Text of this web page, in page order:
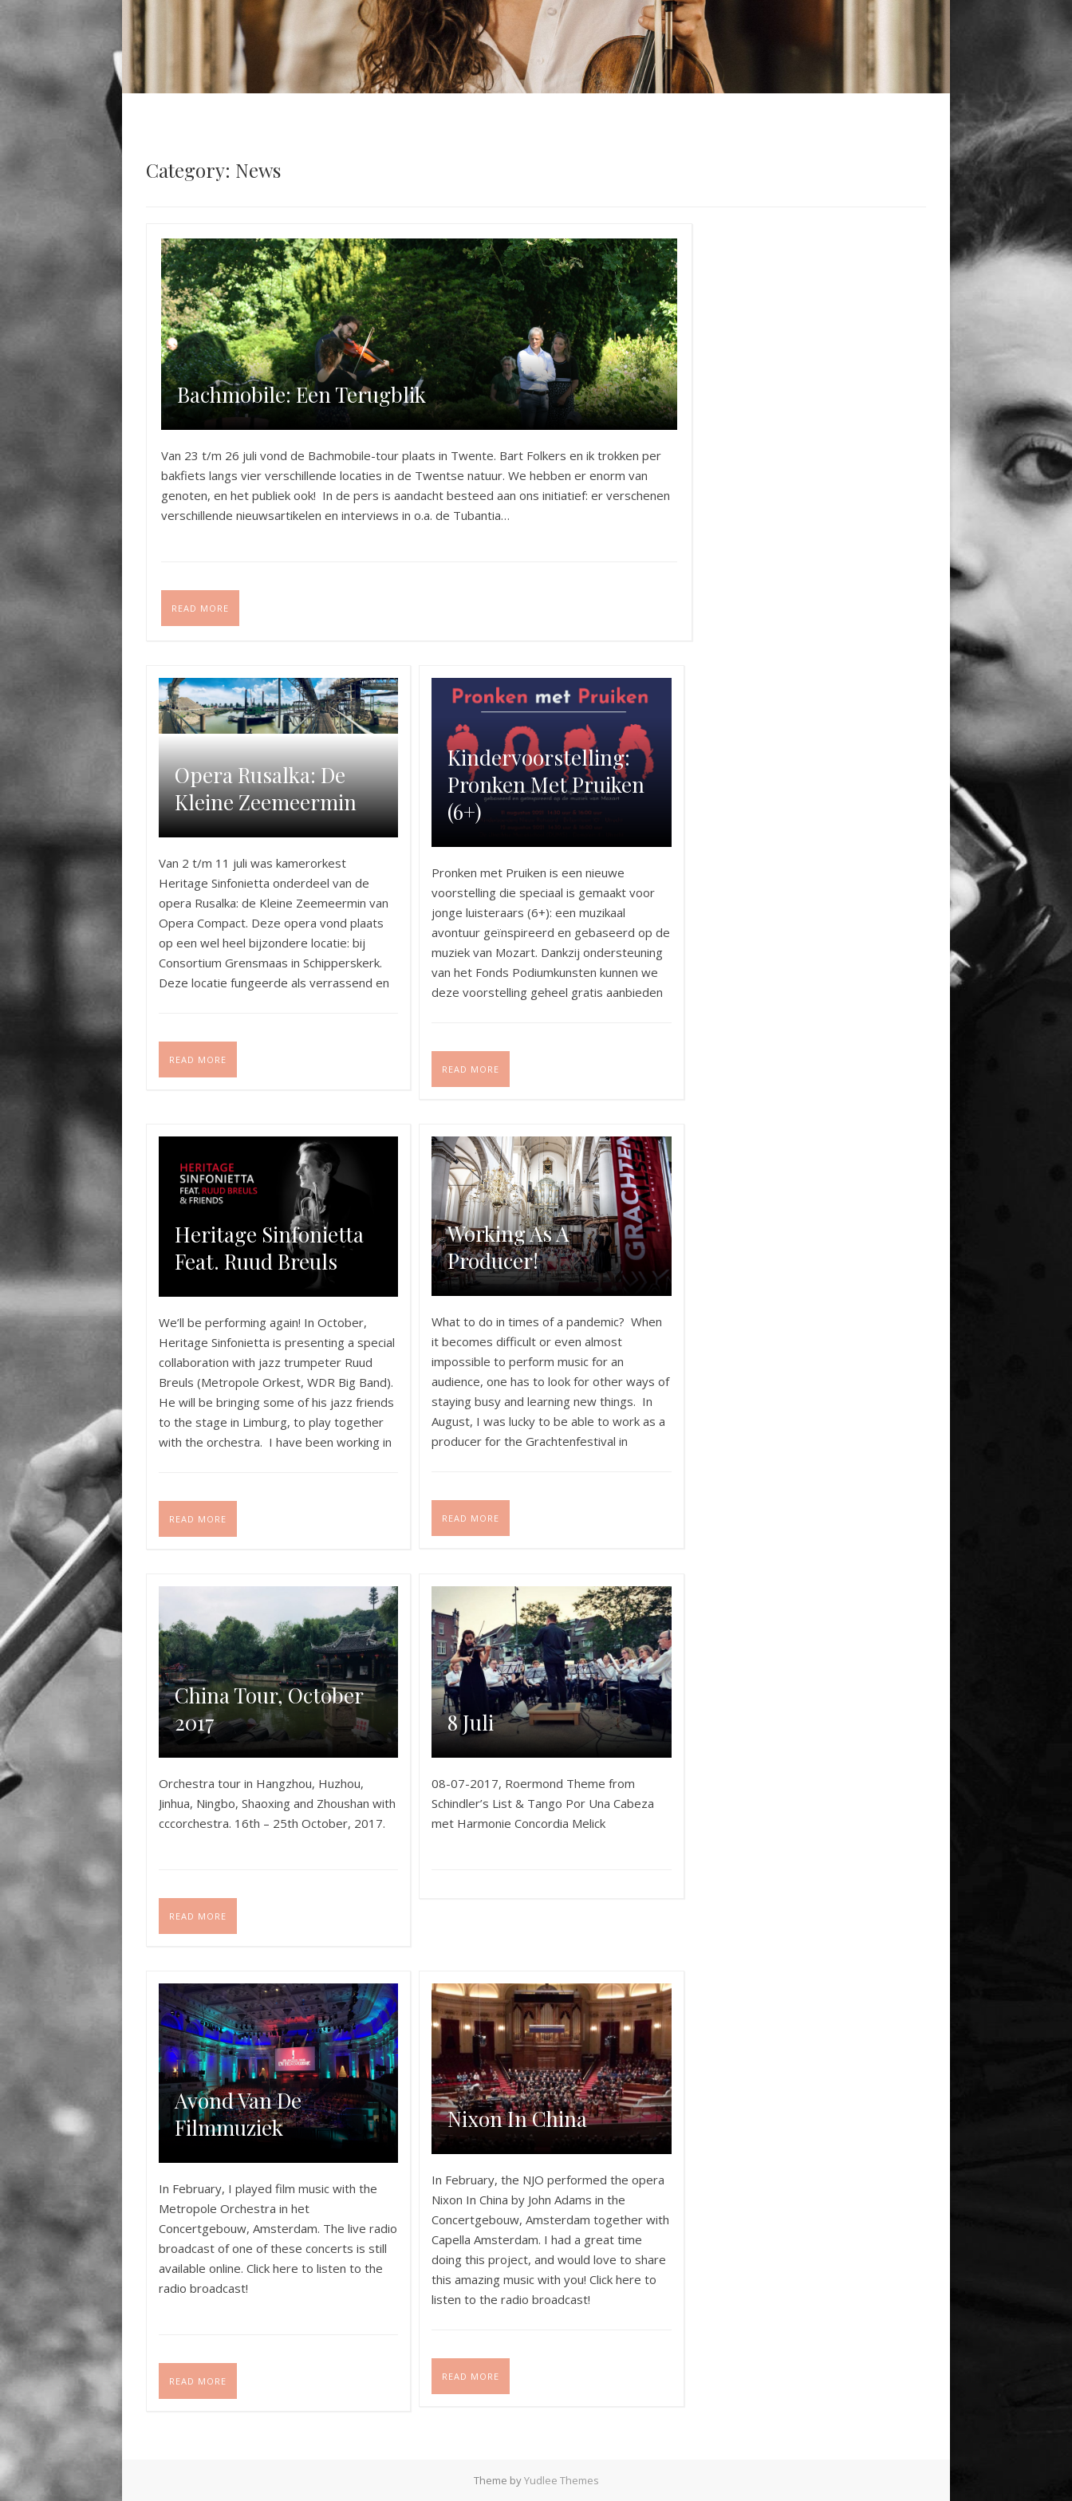
Category: News
Bachmobile: Een Terugblik
Van 23 t/m 26 juli vond de Bachmobile-tour plaats in Twente. Bart Folkers en ik trokken per
bakfiets langs vier verschillende locaties in de Twentse natuur. We hebben er enorm van
genoten, en het publiek ook! In de pers is aandacht besteed aan ons initiatief: er verschenen
verschillende nieuwsartikelen en interviews in o.a. de Tubantia…
READ MORE
Opera Rusalka: De
Kleine Zeemeermin
Van 2 t/m 11 juli was kamerorkest
Heritage Sinfonietta onderdeel van de
opera Rusalka: de Kleine Zeemeermin van
Opera Compact. Deze opera vond plaats
op een wel heel bijzondere locatie: bij
Consortium Grensmaas in Schipperskerk.
Deze locatie fungeerde als verrassend en
READ MORE
Kindervoorstelling:
Pronken Met Pruiken
(6+)
Pronken met Pruiken is een nieuwe
voorstelling die speciaal is gemaakt voor
jonge luisteraars (6+): een muzikaal
avontuur geïnspireerd en gebaseerd op de
muziek van Mozart. Dankzij ondersteuning
van het Fonds Podiumkunsten kunnen we
deze voorstelling geheel gratis aanbieden
gemaakt en uitgevoerd door Saskia…
READ MORE
Heritage Sinfonietta
Feat. Ruud Breuls
We’ll be performing again! In October,
Heritage Sinfonietta is presenting a special
collaboration with jazz trumpeter Ruud
Breuls (Metropole Orkest, WDR Big Band).
He will be bringing some of his jazz friends
to the stage in Limburg, to play together
with the orchestra. I have been working in
READ MORE
Working As A
Producer!
What to do in times of a pandemic? When
it becomes difficult or even almost
impossible to perform music for an
audience, one has to look for other ways of
staying busy and learning new things. In
August, I was lucky to be able to work as a
producer for the Grachtenfestival in
READ MORE
China Tour, October
2017
Orchestra tour in Hangzhou, Huzhou,
Jinhua, Ningbo, Shaoxing and Zhoushan with
cccorchestra. 16th – 25th October, 2017.
READ MORE
8 Juli
08-07-2017, Roermond Theme from
Schindler’s List & Tango Por Una Cabeza
met Harmonie Concordia Melick
Avond Van De
Filmmuziek
In February, I played film music with the
Metropole Orchestra in het
Concertgebouw, Amsterdam. The live radio
broadcast of one of these concerts is still
available online. Click here to listen to the
radio broadcast!
READ MORE
Nixon In China
In February, the NJO performed the opera
Nixon In China by John Adams in the
Concertgebouw, Amsterdam together with
Capella Amsterdam. I had a great time
doing this project, and would love to share
this amazing music with you! Click here to
listen to the radio broadcast!
READ MORE
Theme byYudlee Themes